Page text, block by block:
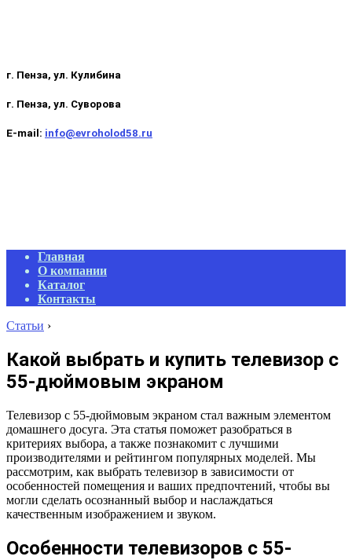
г. Пенза, ул. Кулибина
г. Пенза, ул. Суворова
E-mail: info@evroholod58.ru
Primary
Navigation
Menu
Главная
О компании
Каталог
Контакты
Статьи ›
Какой выбрать и купить телевизор с
55-дюймовым экраном
Телевизор с 55-дюймовым экраном стал важным элементом
домашнего досуга. Эта статья поможет разобраться в
критериях выбора, а также познакомит с лучшими
производителями и рейтингом популярных моделей. Мы
рассмотрим, как выбрать телевизор в зависимости от
особенностей помещения и ваших предпочтений, чтобы вы
могли сделать осознанный выбор и наслаждаться
качественным изображением и звуком.
Особенности телевизоров с 55-